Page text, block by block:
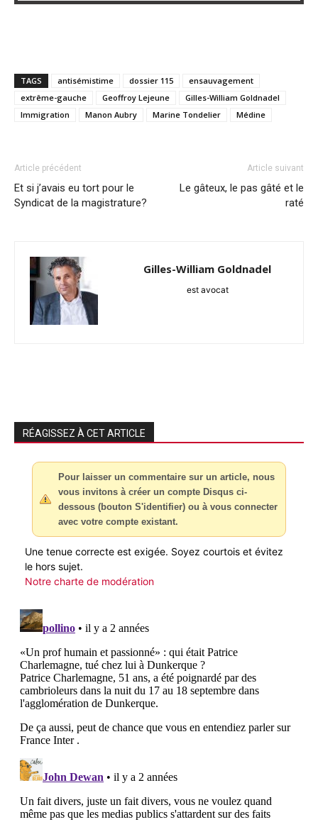
TAGS antisémistime dossier 115
ensauvagement
extrême-gauche
Geoffroy Lejeune
Gilles-William Goldnadel
Immigration
Manon Aubry Marine Tondelier Médine
Article précédent
Et si j’avais eu tort pour le
Syndicat de la magistrature?
Article suivant
Le gâteux, le pas gâté et le
raté
Gilles-William Goldnadel
est avocat
RÉAGISSEZ À CET ARTICLE
Pour laisser un commentaire sur un article, nous
vous invitons à créer un compte Disqus ci-
dessous (bouton S'identifier) ou à vous connecter
avec votre compte existant.
Une tenue correcte est exigée. Soyez courtois et évitez
le hors sujet.
Notre charte de modération